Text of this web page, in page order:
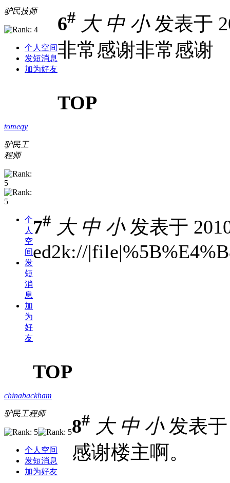
驴民技师
个人空间
发短消息
加为好友
6# 大 中 小发表于
非常感谢非常感谢
TOP
tomeqy
驴民工
程师
个
人
空
间
发
短
消
息
加
为
好
友
7# 大 中 小发表于
ed2k://
TOP
chinabackham
驴民工程师
个人空间
发短消息
加为好友
8# 大 中 小发表于
感谢楼主啊。